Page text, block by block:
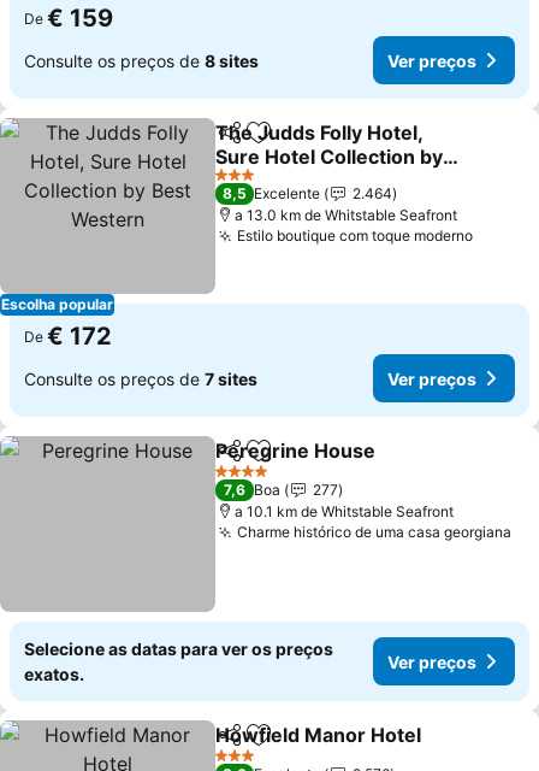
De € 159
Consulte os preços de 8 sites Ver preços
Escolha popular
PartilharAdicionar aos favoritos
The Judds Folly Hotel,
Sure Hotel Collection by
Best Western
Ver preços
3 Estrelas
8,5 Excelente
2.464
a 13.0 km de Whitstable Seafront
Estilo boutique com toque modernoVer
De € 172
Consulte os preços de 7 sites Ver preços
PartilharAdicionar aos favoritos
Peregrine House
4 Estrelas
7,6 Boa
277
a 10.1 km de Whitstable Seafront
Charme histórico de uma casa georgiana
Selecione as datas para ver os preços
exatos.
Ver preços
PartilharAdicionar aos favoritos
Howfield Manor Hotel
3 Estrelas